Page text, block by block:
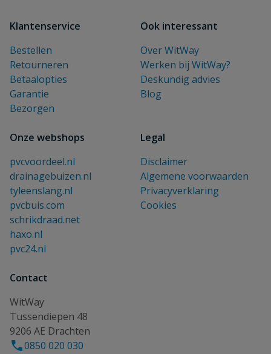
Klantenservice
Bestellen
Retourneren
Betaalopties
Garantie
Bezorgen
Ook interessant
Over WitWay
Werken bij WitWay?
Deskundig advies
Blog
Onze webshops
pvcvoordeel.nl
drainagebuizen.nl
tyleenslang.nl
pvcbuis.com
schrikdraad.net
haxo.nl
pvc24.nl
Legal
Disclaimer
Algemene voorwaarden
Privacyverklaring
Cookies
Contact
WitWay
Tussendiepen 48
9206 AE Drachten
0850 020 030